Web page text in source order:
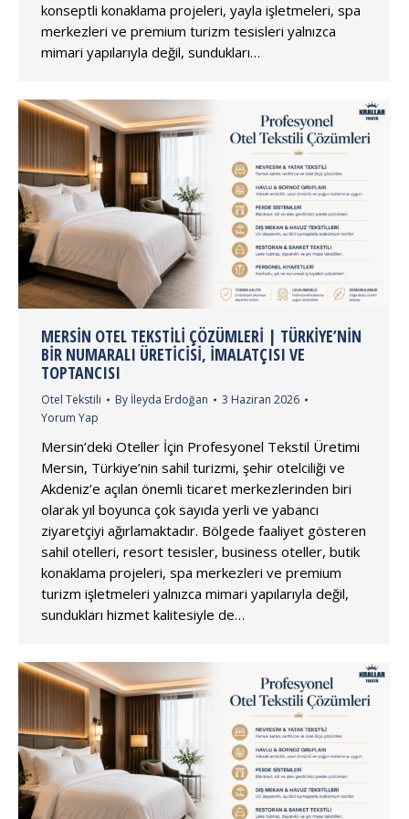
konseptli konaklama projeleri, yayla işletmeleri, spa
merkezleri ve premium turizm tesisleri yalnızca
mimari yapılarıyla değil, sundukları…
MERSIN OTEL TEKSTILI ÇÖZÜMLERI | TÜRKIYE’NIN
BIR NUMARALI ÜRETICISI, İMALATÇISI VE
TOPTANCISI
Otel Tekstili By İleyda Erdoğan
3 Haziran 2026
Yorum Yap
Mersin’deki Oteller İçin Profesyonel Tekstil Üretimi
Mersin, Türkiye’nin sahil turizmi, şehir otelciliği ve
Akdeniz’e açılan önemli ticaret merkezlerinden biri
olarak yıl boyunca çok sayıda yerli ve yabancı
ziyaretçiyi ağırlamaktadır. Bölgede faaliyet gösteren
sahil otelleri, resort tesisler, business oteller, butik
konaklama projeleri, spa merkezleri ve premium
turizm işletmeleri yalnızca mimari yapılarıyla değil,
sundukları hizmet kalitesiyle de…